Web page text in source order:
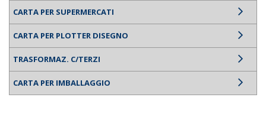
CARTA PER SUPERMERCATI
CARTA PER PLOTTER DISEGNO
TRASFORMAZ. C/TERZI
CARTA PER IMBALLAGGIO